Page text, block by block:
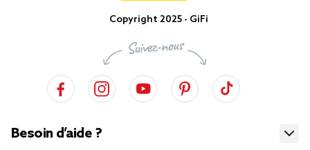
Copyright 2025 - GiFi
Besoin d’aide ?